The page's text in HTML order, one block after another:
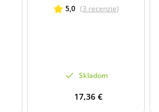
5,0 (3 recenzie)
Skladom
17,36 €